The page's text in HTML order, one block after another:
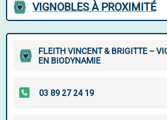
VIGNOBLES À PROXIMITÉ
FLEITH VINCENT & BRIGITTE –
EN BIODYNAMIE